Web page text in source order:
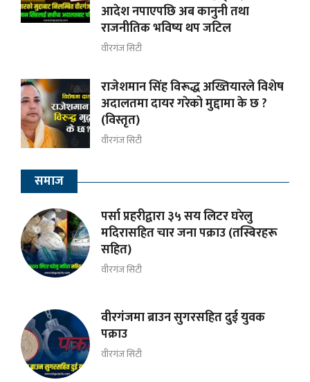
आदेश नपाएपछि अब कानुनी तथा
राजनीतिक भविष्य थप जटिल
वीरगंज सिटी
राजेशमान सिंह विरूद्ध अख्तियारले विशेष
अदालतमा दायर गरेको मुद्दामा के छ ?
(विस्तृत)
वीरगंज सिटी
समाज
पर्सा प्रहरीद्वारा ३५ सय लिटर घरेलु
मदिरासहित चार जना पक्राउ (तस्बिरहरू
सहित)
वीरगंज सिटी
वीरगंजमा ब्राउन सुगरसहित दुई युवक
पक्राउ
वीरगंज सिटी